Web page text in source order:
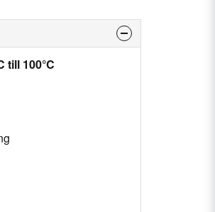
till 100°C